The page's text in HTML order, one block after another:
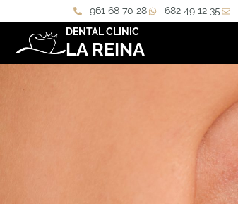
961 68 70 28 682 49 12 35
DENTAL CLINIC
LA REINA